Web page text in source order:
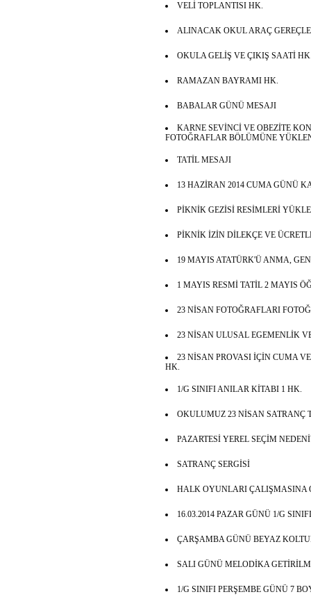
VELİ TOPLANTISI HK.
ALINACAK OKUL ARAÇ
OKULA GELİŞ VE ÇIKIŞ SAATİ
RAMAZAN BAYRAMI HK.
BABALAR GÜNÜ MESAJI
KARNE SEVİNCİ VE OBEZİTE
FOTOĞRAFLAR BÖLÜMÜNE
TATİL MESAJI
13 HAZİRAN 2014 CUMA GÜNÜ
PİKNİK GEZİSİ RESİMLERİ
PİKNİK İZİN DİLEKÇE VE
19 MAYIS ATATÜRK'Ü ANMA,
1 MAYIS RESMİ TATİL 2 MAYIS
23 NİSAN FOTOĞRAFLARI
23 NİSAN ULUSAL EGEMENLİK
23 NİSAN PROVASI İÇİN CUMA
HK.
1/G SINIFI ANILAR KİTABI 1 HK.
OKULUMUZ 23 NİSAN SATRANÇ
PAZARTESİ YEREL SEÇİM
SATRANÇ SERGİSİ
HALK OYUNLARI ÇALIŞMASINA
16.03.2014 PAZAR GÜNÜ 1/G
ÇARŞAMBA GÜNÜ BEYAZ
SALI GÜNÜ MELODİKA
1/G SINIFI PERŞEMBE GÜNÜ 7